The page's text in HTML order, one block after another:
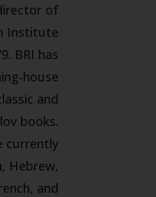
director of
Institute
BRI has
house
and
books.
currently
Hebrew,
and